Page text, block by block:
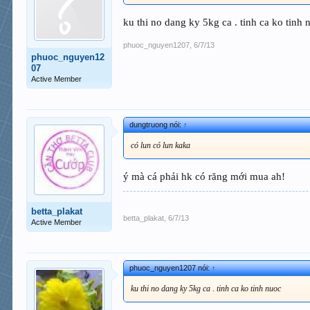
phuoc_nguyen12
07
Active Member
ku thi no dang ky 5kg ca . tinh ca ko tinh
phuoc_nguyen1207 6/7/13
betta_plakat
Active Member
dungtruong nói:↑
có lun có lun kaka
ý mà cá phải hk có răng mới mua ah!
betta_plakat 6/7/13
phuoc_nguyen1207 nói:↑
ku thi no dang ky 5kg ca . tinh ca ko tinh nuoc